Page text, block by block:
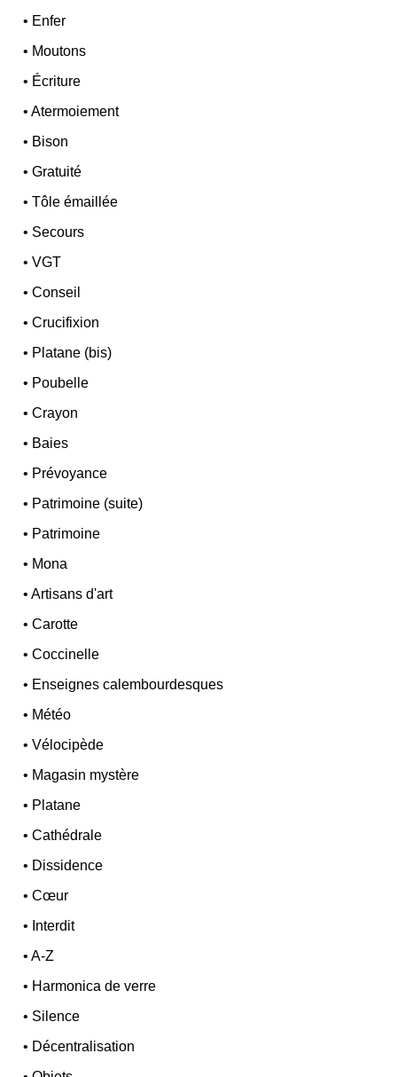
• Enfer
• Moutons
• Écriture
•Atermoiement
• Bison
•Gratuité
•Tôle émaillée
• Secours
•VGT
•Conseil
•Crucifixion
• Platane (bis)
• Poubelle
•Crayon
• Baies
• Prévoyance
• Patrimoine (suite)
• Patrimoine
• Mona
•Artisans d'art
•Carotte
•Coccinelle
• Enseignes calembourdesques
• Météo
•Vélocipède
• Magasin mystère
• Platane
•Cathédrale
• Dissidence
•Cœur
• Interdit
•A-Z
• Harmonica de verre
• Silence
• Décentralisation